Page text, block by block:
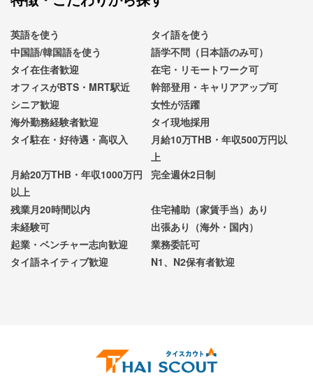
英語を使う
タイ語を使う
中国語/韓国語を使う
語学不問（日本語のみ可）
タイ在住者歓迎
在宅・リモートワーク可
オフィスがBTS・MRT駅近
幹部登用・キャリアアップ可
シニア歓迎
女性が活躍
海外勤務経験者歓迎
タイ現地採用
タイ駐在・好待遇・高収入
月給10万THB・年収500万円以
上
月給20万THB・年収1000万円
以上
完全週休2日制
残業月20時間以内
住宅補助（家賃手当）あり
未経験可
出張あり（海外・国内）
起業・ベンチャー志向歓迎
業務委託可
タイ語ネイティブ歓迎
N1、N2保有者歓迎